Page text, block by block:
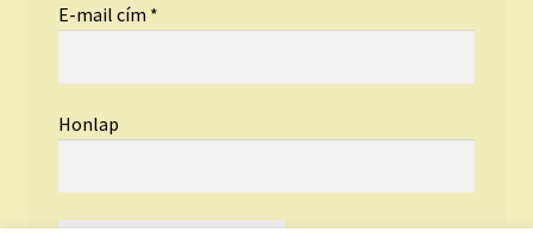
E-mail cím *
Honlap